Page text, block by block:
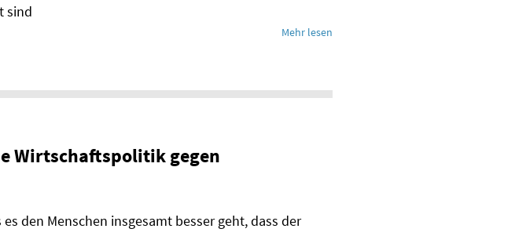
sind
Mehr lesen
Wirtschaftspolitik gegen
den Menschen insgesamt besser geht, dass der